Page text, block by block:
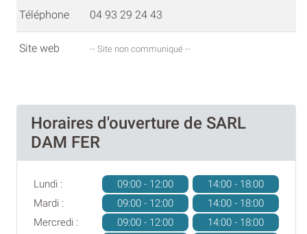
Téléphone 04 93 29 24 43
Site web -- Site non communiqué --
Horaires d'ouverture de SARL
DAM FER
Lundi : 09:00 - 12:00
14:00 - 18:00
Mardi :
09:00 - 12:00
14:00 - 18:00
Mercredi :
09:00 - 12:00
14:00 - 18:00